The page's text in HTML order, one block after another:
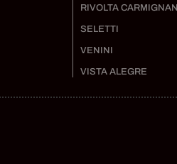
RIVOLTA CARMIGNANI
SELETTI
VENINI
VISTA ALEGRE